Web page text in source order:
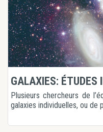
GALAXIES: ÉTUDES
Plusieurs chercheurs de
galaxies individuelles, ou de